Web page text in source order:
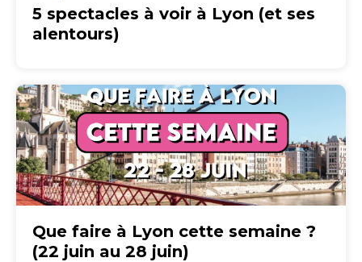
5 spectacles à voir à Lyon (et ses
alentours)
Que faire à Lyon cette semaine ?
(22 juin au 28 juin)